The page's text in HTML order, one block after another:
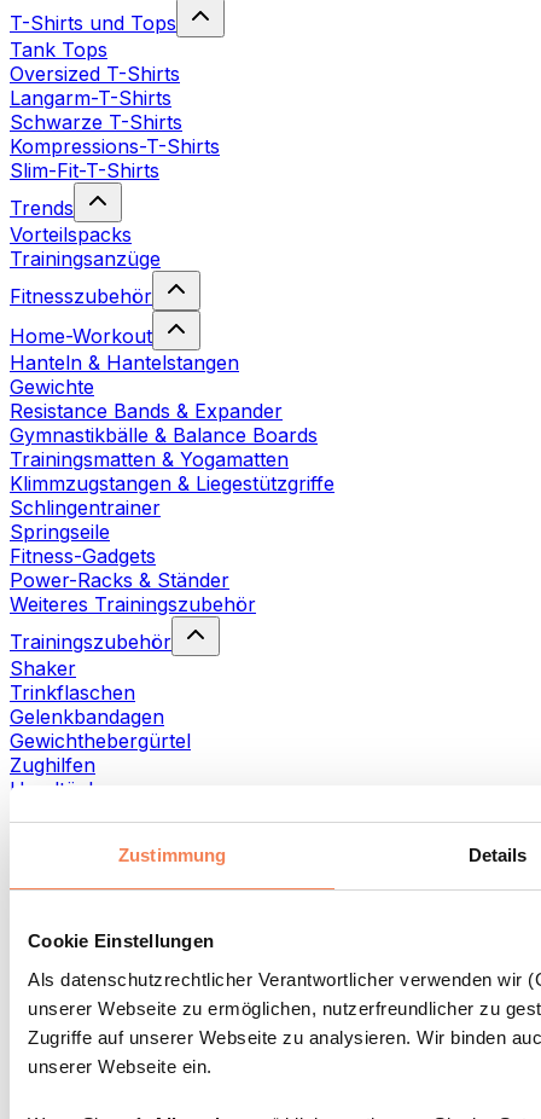
Zustimmung Details
Cookie Einstellungen
Als datenschutzrechtlicher Verantwortlicher verwenden wir
unserer Webseite zu ermöglichen, nutzerfreundlicher zu
Zugriffe auf unserer Webseite zu analysieren. Wir binden
unserer Webseite ein.
T-Shirts und Tops
Tank Tops
Oversized T-Shirts
Langarm-T-Shirts
Schwarze T-Shirts
Kompressions-T-Shirts
Slim-Fit-T-Shirts
Trends
Vorteilspacks
Trainingsanzüge
Fitnesszubehör
Home-Workout
Hanteln & Hantelstangen
Gewichte
Resistance Bands & Expander
Gymnastikbälle & Balance Boards
Trainingsmatten & Yogamatten
Klimmzugstangen & Liegestützgriffe
Schlingentrainer
Springseile
Fitness-Gadgets
Power-Racks & Ständer
Weiteres Trainingszubehör
Trainingszubehör
Shaker
Trinkflaschen
Gelenkbandagen
Gewichthebergürtel
Zughilfen
Handtücher
Faszien- und Massagerollen
Weitere Rehabilitationshilfen
Taschen & Rucksäcke
Essenstaschen und Meal-Prep-Zubehör
Sporttaschen